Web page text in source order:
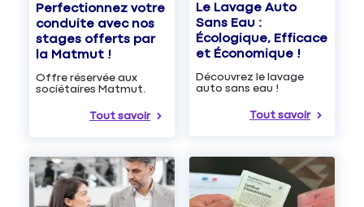
Perfectionnez votre
conduite avec nos
stages offerts par
la Matmut !
Offre réservée aux
sociétaires Matmut.
Tout savoir
Le Lavage Auto
Sans Eau :
Écologique, Efficace
et Économique !
Découvrez le lavage
auto sans eau !
Tout savoir